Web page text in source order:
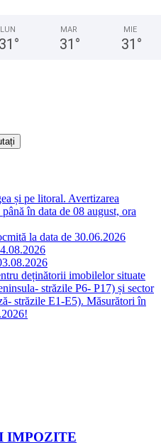
LUN
31 °
MAR
31 °
MIE
31 °
și pe litoral. Avertizarea
în data de 08 august, ora
la data de 30.06.2026
deținătorii imobilelor situate
străzile P6- P17) și sector
străzile E1-E5). Măsurători în
IMPOZITE